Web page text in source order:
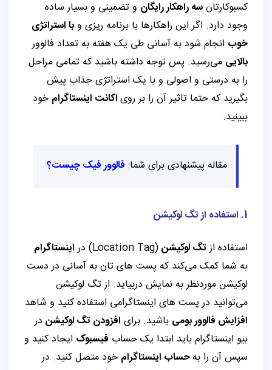
کسبوکارتانسه راهکار رایگان و تضمینی و بسیار ساده
وجود دارد. اگر این راهکارها با برنامه ریزی وبا استراتژی
خوب انجام شود به آسانی طی یک هفته به تعداد فالوور
بالایی می‌رسید. پس توجه داشته باشید که تمامی مراحل
را به درستی و اصولی و با یک استراتژی جذاب پیش
بگیرید که حتما تاثیر آن را بر رویاکانت اینستاگرام خود
ببینید.
مقاله پیشنهادی برای شما: فالوور فیک چیست؟
1. استفاده از تگ لوکیشن
استفاده ازتگ لوکیشن(Location Tag) در
اینستاگرام
به شما کمک می‌کند که پست های تان به آسانی در دست
لوکیشن موردنظر به نمایش دربیاید. از تگ لوکیشن
می‌توانید در پست های اینستاگرامی استفاده کنید و شاهد
افزایش فالوور بومی باشید. برای افزودن تگ لوکیشن در
بیو اینستاگرام باید ابتدا یک حساب فیسبوک ایجاد کنید و
سپس آن را بهحساب اینستاگرام خود متصل کنید. در